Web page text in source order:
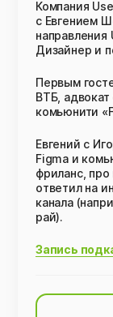
Компания
с Евгением
Дизайнер и
Первым
ВТБ,
комьюнити
Евгений с
Figma и
фриланс,
ответил на
канала
рай).
Запись